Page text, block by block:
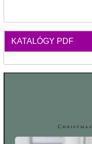
KATALÓGY PDF